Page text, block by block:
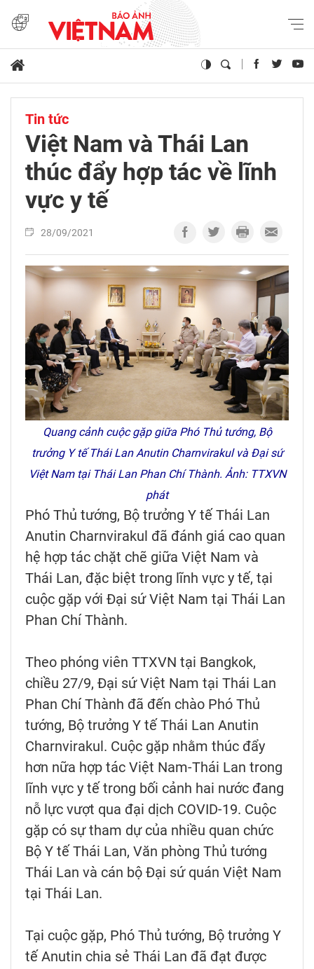
Tin tức
Việt Nam và Thái Lan
thúc đẩy hợp tác về lĩnh
vực y tế
28/09/2021
Quang cảnh cuộc gặp giữa Phó Thủ tướng, Bộ
trưởng Y tế Thái Lan Anutin Charnvirakul và Đại sứ
Việt Nam tại Thái Lan Phan Chí Thành. Ảnh: TTXVN
phát
Phó Thủ tướng, Bộ trưởng Y tế Thái Lan
Anutin Charnvirakul đã đánh giá cao quan
hệ hợp tác chặt chẽ giữa Việt Nam và
Thái Lan, đặc biệt trong lĩnh vực y tế, tại
cuộc gặp với Đại sứ Việt Nam tại Thái Lan
Phan Chí Thành.
Theo phóng viên TTXVN tại Bangkok,
chiều 27/9, Đại sứ Việt Nam tại Thái Lan
Phan Chí Thành đã đến chào Phó Thủ
tướng, Bộ trưởng Y tế Thái Lan Anutin
Charnvirakul. Cuộc gặp nhằm thúc đẩy
hơn nữa hợp tác Việt Nam-Thái Lan trong
lĩnh vực y tế trong bối cảnh hai nước đang
nỗ lực vượt qua đại dịch COVID-19. Cuộc
gặp có sự tham dự của nhiều quan chức
Bộ Y tế Thái Lan, Văn phòng Thủ tướng
Thái Lan và cán bộ Đại sứ quán Việt Nam
tại Thái Lan.
Tại cuộc gặp, Phó Thủ tướng, Bộ trưởng Y
tế Anutin chia sẻ Thái Lan đã đạt được